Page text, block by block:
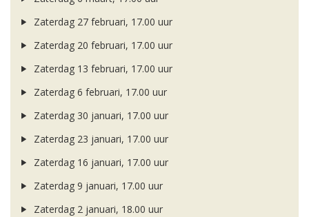
Zaterdag 27 februari, 17.00 uur
Zaterdag 20 februari, 17.00 uur
Zaterdag 13 februari, 17.00 uur
Zaterdag 6 februari, 17.00 uur
Zaterdag 30 januari, 17.00 uur
Zaterdag 23 januari, 17.00 uur
Zaterdag 16 januari, 17.00 uur
Zaterdag 9 januari, 17.00 uur
Zaterdag 2 januari, 18.00 uur